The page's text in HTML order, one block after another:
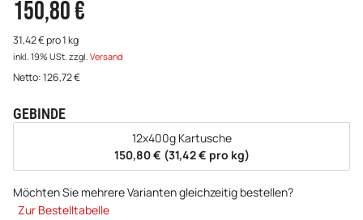
150,80 €
31,42 € pro 1 kg
inkl. 19% USt. zzgl. Versand
Netto:126,72€
GEBINDE
wählen
12x400g Kartusche
150,80 € (31,42 € pro kg)
Möchten Sie mehrere Varianten gleichzeitig bestellen?
Zur Bestelltabelle